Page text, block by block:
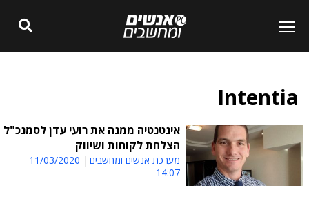
Intentia
אינטנטיה ממנה את רועי עדן לסמנכ"ל
הצלחת לקוחות ושיווק
מערכת אנשים ומחשבים
11/03/2020
14:07